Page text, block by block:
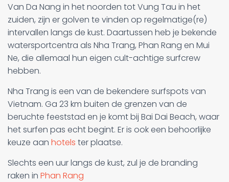
Van Da Nang in het noorden tot Vung Tau in het
zuiden, zijn er golven te vinden op regelmatige(re)
intervallen langs de kust. Daartussen heb je bekende
watersportcentra als Nha Trang, Phan Rang en Mui
Ne, die allemaal hun eigen cult-achtige surfcrew
hebben.
Nha Trang is een van de bekendere surfspots van
Vietnam. Ga 23 km buiten de grenzen van de
beruchte feeststad en je komt bij Bai Dai Beach, waar
het surfen pas echt begint. Er is ook een behoorlijke
keuze aan hotels ter plaatse.
Slechts een uur langs de kust, zul je de branding
raken in Phan Rang